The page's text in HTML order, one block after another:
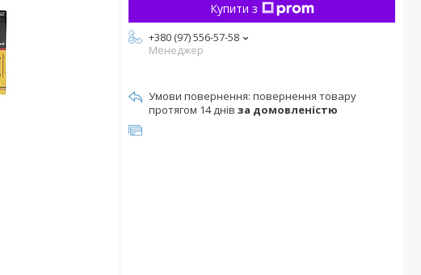
Купити з
+380 (97) 556-57-58
Менеджер
повернення товару
протягом 14 днів за домовленістю